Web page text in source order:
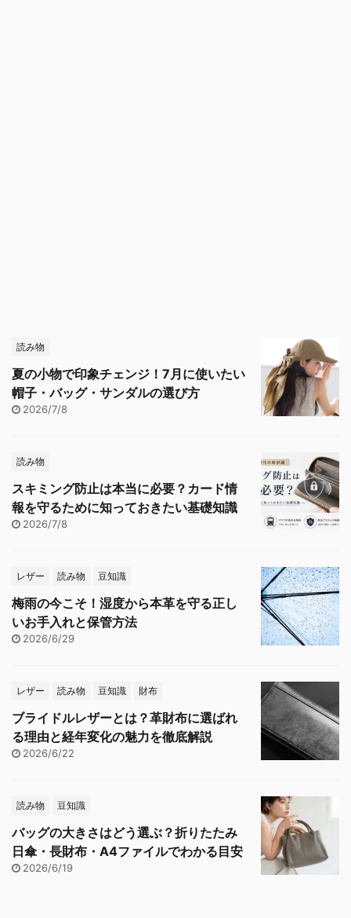
読み物
夏の小物で印象チェンジ！7月に使いたい
帽子・バッグ・サンダルの選び方
2026/7/8
読み物
スキミング防止は本当に必要？カード情
報を守るために知っておきたい基礎知識
2026/7/8
レザー 読み物 豆知識
梅雨の今こそ！湿度から本革を守る正し
いお手入れと保管方法
2026/6/29
レザー 読み物 豆知識 財布
ブライドルレザーとは？革財布に選ばれ
る理由と経年変化の魅力を徹底解説
2026/6/22
読み物 豆知識
バッグの大きさはどう選ぶ？折りたたみ
日傘・長財布・A4ファイルでわかる目安
2026/6/19